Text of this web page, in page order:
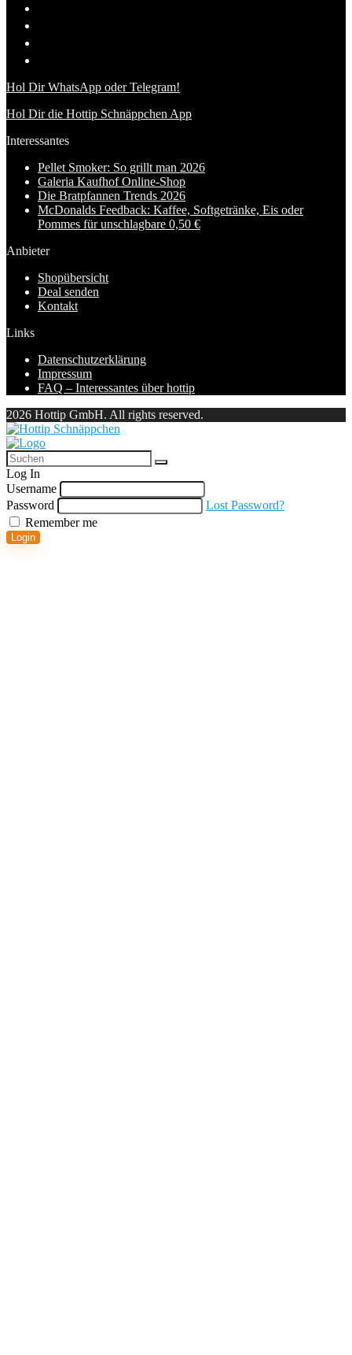
Hol Dir WhatsApp oder Telegram!
Hol Dir die Hottip Schnäppchen App
Interessantes
Pellet Smoker: So grillt man 2026
Galeria Kaufhof Online-Shop
Die Bratpfannen Trends 2026
McDonalds Feedback: Kaffee, Softgetränke, Eis oder
Pommes für unschlagbare 0,50 €
Anbieter
Shopübersicht
Deal senden
Kontakt
Links
Datenschutzerklärung
Impressum
FAQ – Interessantes über hottip
2026 Hottip GmbH. All rights reserved.
Log In
Username
Password
Lost Password?
Remember me
Login